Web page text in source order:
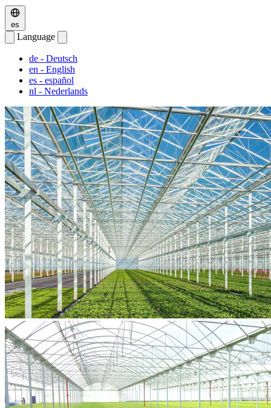
es
Language
de - Deutsch
en - English
es - español
nl - Nederlands